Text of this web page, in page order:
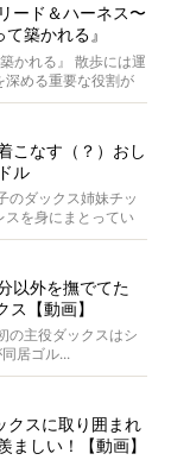
ード＆ハーネス〜
築かれる』
かれる』 散歩には運
深める重要な役割が
こなす（？）おし
ル
ダックス姉妹チッ
スを身にまとってい
以外を撫でてた
【動画】
の主役ダックスはシ
居ゴル...
クスに取り囲まれ
ましい！【動画】